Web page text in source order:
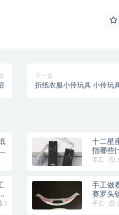
下一篇
折纸衣服小伶玩具 小伶玩
十二星
指哪些(
手工
2
手工做
赛罗头
头镖可
手工